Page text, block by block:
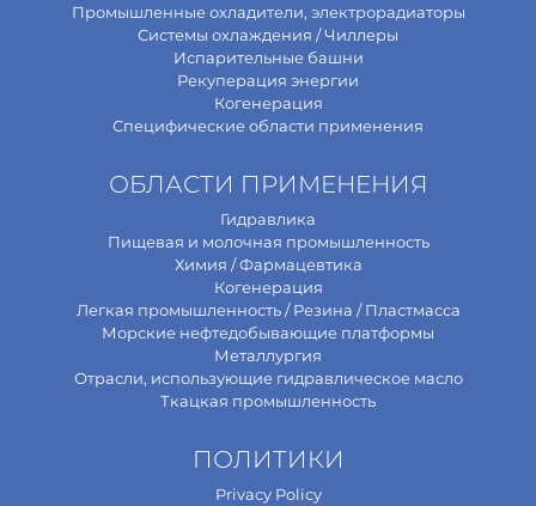
Промышленные охладители, электрорадиаторы
Системы охлаждения / Чиллеры
Испарительные башни
Рекуперация энергии
Когенерация
Специфические области применения
ОБЛАСТИ ПРИМЕНЕНИЯ
Гидравлика
Пищевая и молочная промышленность
Химия / Фармацевтика
Когенерация
Легкая промышленность / Резина / Пластмасса
Морские нефтедобывающие платформы
Металлургия
Отрасли, использующие гидравлическое масло
Ткацкая промышленность
ПОЛИТИКИ
Privacy Policy